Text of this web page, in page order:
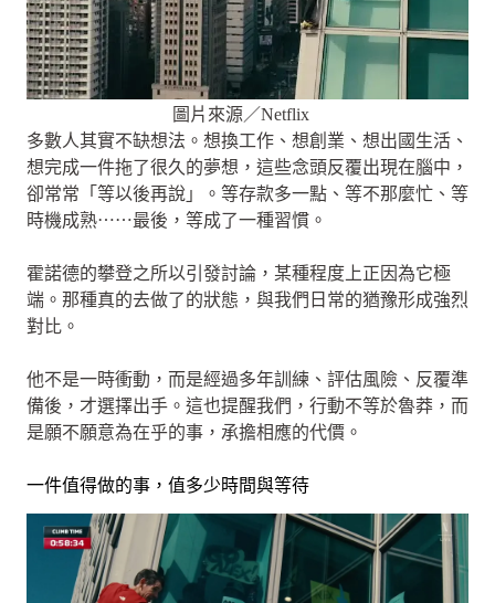
圖片來源／Netflix
多數人其實不缺想法。想換工作、想創業、想出國生活、
想完成一件拖了很久的夢想，這些念頭反覆出現在腦中，
卻常常「等以後再說」。等存款多一點、等不那麼忙、等
時機成熟⋯⋯最後，等成了一種習慣。
霍諾德的攀登之所以引發討論，某種程度上正因為它極
端。那種真的去做了的狀態，與我們日常的猶豫形成強烈
對比。
他不是一時衝動，而是經過多年訓練、評估風險、反覆準
備後，才選擇出手。這也提醒我們，行動不等於魯莽，而
是願不願意為在乎的事，承擔相應的代價。
一件值得做的事，值多少時間與等待